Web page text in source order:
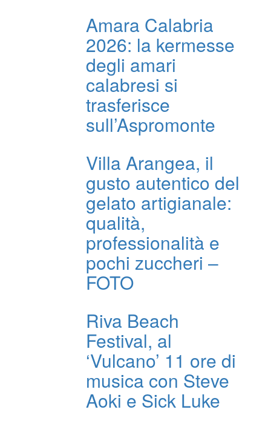
Amara Calabria
2026: la kermesse
degli amari
calabresi si
trasferisce
sull’Aspromonte
Villa Arangea, il
gusto autentico del
gelato artigianale:
qualità,
professionalità e
pochi zuccheri –
FOTO
Riva Beach
Festival, al
‘Vulcano’ 11 ore di
musica con Steve
Aoki e Sick Luke